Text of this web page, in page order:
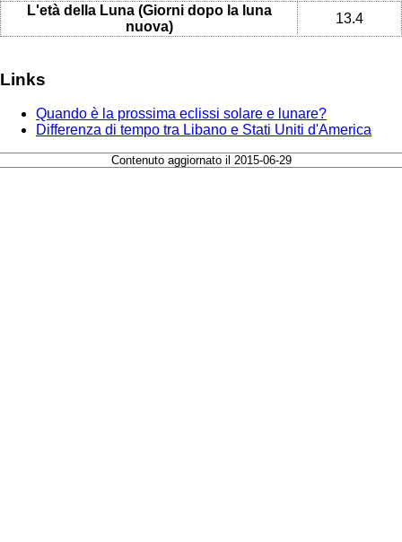
L'età della Luna (Giorni dopo la luna
nuova)
13.4
Links
Quando è la prossima eclissi solare e lunare?
Differenza di tempo tra Libano e Stati Uniti d'America
Contenuto aggiornato il 2015-06-29